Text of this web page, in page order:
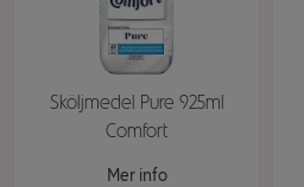
Sköljmedel Pure 925ml
Comfort
Mer info